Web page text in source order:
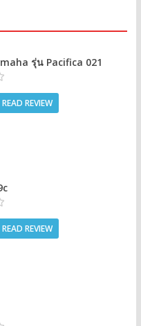
รุ่น Pacifica 021
READ REVIEW
READ REVIEW